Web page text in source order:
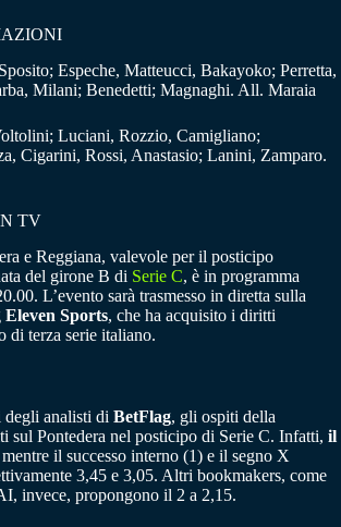
Espeche, Matteucci, Bakayoko; Perretta,
Milani; Benedetti; Magnaghi. All. Maraia
Luciani, Rozzio, Camigliano;
Cigarini, Rossi, Anastasio; Lanini, Zamparo.
TV
e Reggiana, valevole per il posticipo
del girone B di Serie C, è in programma
L’evento sarà trasmesso in diretta sulla
Eleven Sports, che ha acquisito i diritti
di terza serie italiano.
degli analisti di BetFlag, gli ospiti della
sul Pontedera nel posticipo di Serie C. Infatti, il
mentre il successo interno (1) e il segno X
3,45 e 3,05. Altri bookmakers, come
invece, propongono il 2 a 2,15.